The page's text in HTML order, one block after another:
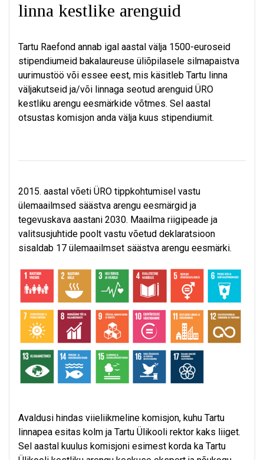
linna kestlike arenguid
Tartu Raefond annab igal aastal välja 1500-euroseid
stipendiumeid bakalaureuse üliõpilasele silmapaistva
uurimustöö või essee eest, mis käsitleb Tartu linna
väljakutseid ja/või linnaga seotud arenguid ÜRO
kestliku arengu eesmärkide võtmes. Sel aastal
otsustas komisjon anda välja kuus stipendiumit.
2015. aastal võeti ÜRO tippkohtumisel vastu
ülemaailmsed säästva arengu eesmärgid ja
tegevuskava aastani 2030. Maailma riigipeade ja
valitsusjuhtide poolt vastu võetud deklaratsioon
sisaldab 17 ülemaailmset säästva arengu eesmärki.
Avaldusi hindas viieliikmeline komisjon, kuhu Tartu
linnapea esitas kolm ja Tartu Ülikooli rektor kaks liiget.
Sel aastal kuulus komisjoni esimest korda ka Tartu